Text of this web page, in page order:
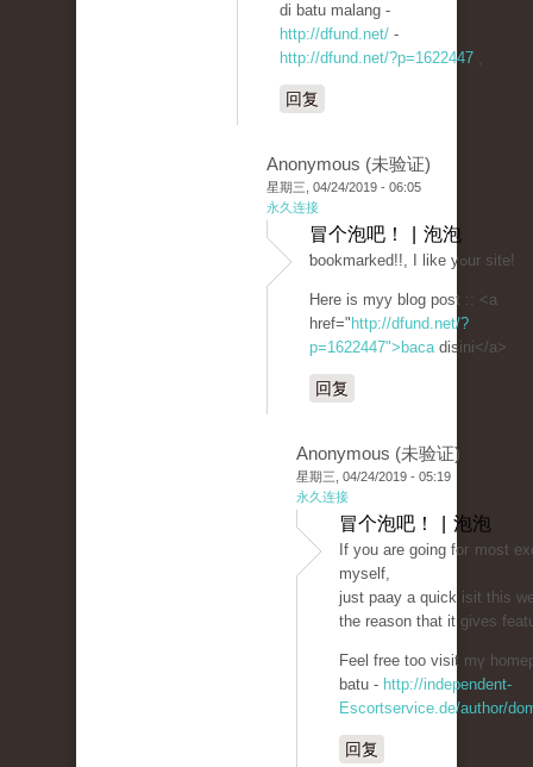
di batu malang -
http://dfund.net/ -
http://dfund.net/?p=1622447 ,
回复
Anonymous (未验证)
星期三, 04/24/2019 - 06:05
永久连接
冒个泡吧！ | 泡泡
ƅookmarked!!, I like yߋur site!
Here is myy blog post :: <a
href=" http://dfund.net/?
p=1622447">bacadisini</a>
回复
Anonymous (未验证)
星期三, 04/24/2019 - 05:19
永久连接
冒个泡吧！ | 泡泡
If you arе going foг most
myѕelf,
just paaу a quick isit this
the reason that it gives
Feel free too visit mү
batu - http://independent-
Escortservice.de/author/
回复